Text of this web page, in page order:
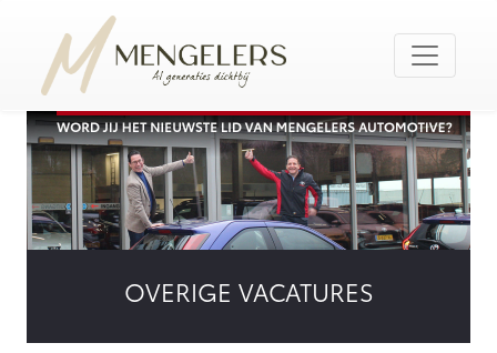
OVERIGE VACATURES